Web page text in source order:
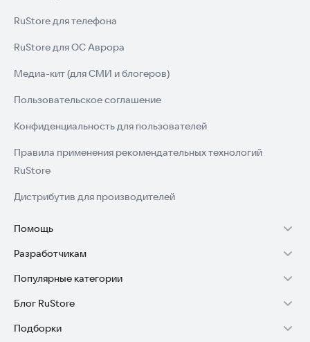
RuStore для телефона
RuStore для ОС Аврора
Медиа-кит (для СМИ и блогеров)
Пользовательское соглашение
Конфиденциальность для пользователей
Правила применения рекомендательных технологий
RuStore
Дистрибутив для производителей
Помощь
Установка RuStore на TV
Установка RuStore на телефон
Установка RuStore в машину
Помощь пользователям RuStore
Разработчикам
Зарабатывать с RuStore
Стать разработчиком
Доступ к RuStore Консоль
Популярные категории
Игры для Android
Приложения банков
Блог RuStore
Обзоры игр для Android 2025
Подборки